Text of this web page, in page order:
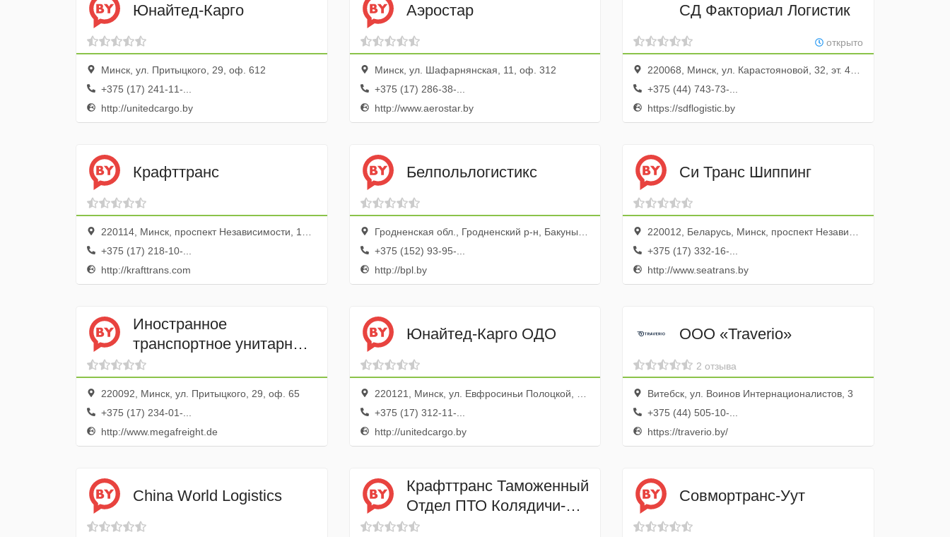
Юнайтед-Карго
Минск, ул. Притыцкого, 29, оф. 612
+375 (17) 241-11-...
http://unitedcargo.by
Аэростар
Минск, ул. Шафарнянская, 11, оф. 312
+375 (17) 286-38-...
http://www.aerostar.by
СД Факториал Логистик
открыто
220068, Минск, ул. Карастояновой, 32, эт. 4, оф. 408
+375 (44) 743-73-...
https://sdflogistic.by
Крафттранс
220114, Минск, проспект Независимости, 169, 312Ю
+375 (17) 218-10-...
http://krafttrans.com
Белпольлогистикс
Гродненская обл., Гродненский р-н, Бакуны дер., 37
+375 (152) 93-95-...
http://bpl.by
Си Транс Шиппинг
220012, Беларусь, Минск, проспект Независимости, 80А, эт. 3, пом. 27
+375 (17) 332-16-...
http://www.seatrans.by
Иностранное
транспортное унитарное
предприятие Мегафрейт
истлогистик
220092, Минск, ул. Притыцкого, 29, оф. 65
+375 (17) 234-01-...
http://www.megafreight.de
Юнайтед-Карго ОДО
220121, Минск, ул. Евфросиньи Полоцкой, 1, комн оф. 118 28
+375 (17) 312-11-...
http://unitedcargo.by
ООО «Traverio»
2 отзыва
Витебск, ул. Воинов Интернационалистов, 3
+375 (44) 505-10-...
https://traverio.by/
China World Logistics
Крафттранс Таможенный
Отдел ПТО Колядичи-
авто
Совмортранс-Уут